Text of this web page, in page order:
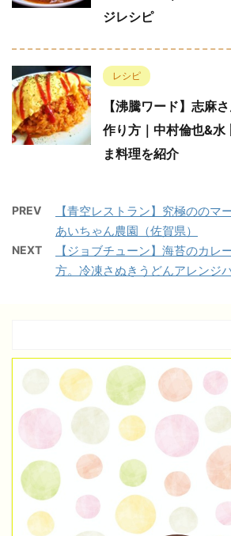
ジレシピ
レシピ
【沸騰ワード】志麻
作り方｜中村倫也&水
ま料理を紹介
PREV
【青空レストラン】究極ののマ
あいちゃん農園（佐賀県）
NEXT
【ジョブチューン】海苔のカレ
方。冷凍さぬきうどんアレンジ